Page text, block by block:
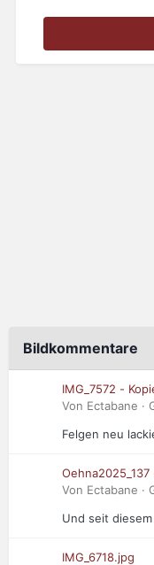
Bildkommentare
IMG_7572 -
Von Ectabane ·
Felgen neu
Von Ectabane ·
Und seit
IMG_6718.jpg